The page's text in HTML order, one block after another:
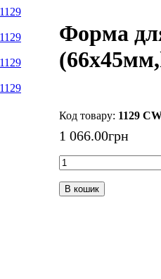
Форма
1129
1 066.00грн
В кошик